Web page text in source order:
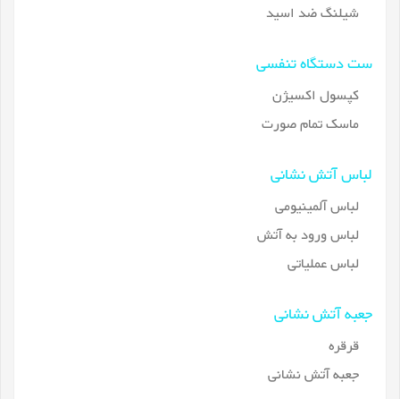
شیلنگ ضد اسید
ست دستگاه تنفسی
کپسول اکسیژن
ماسک تمام صورت
لباس آتش نشانی
لباس آلمینیومی
لباس ورود به آتش
لباس عملیاتی
جعبه آتش نشانی
قرقره
جعبه آتش نشانی